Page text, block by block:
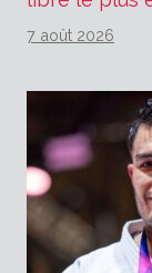
7 août 2026